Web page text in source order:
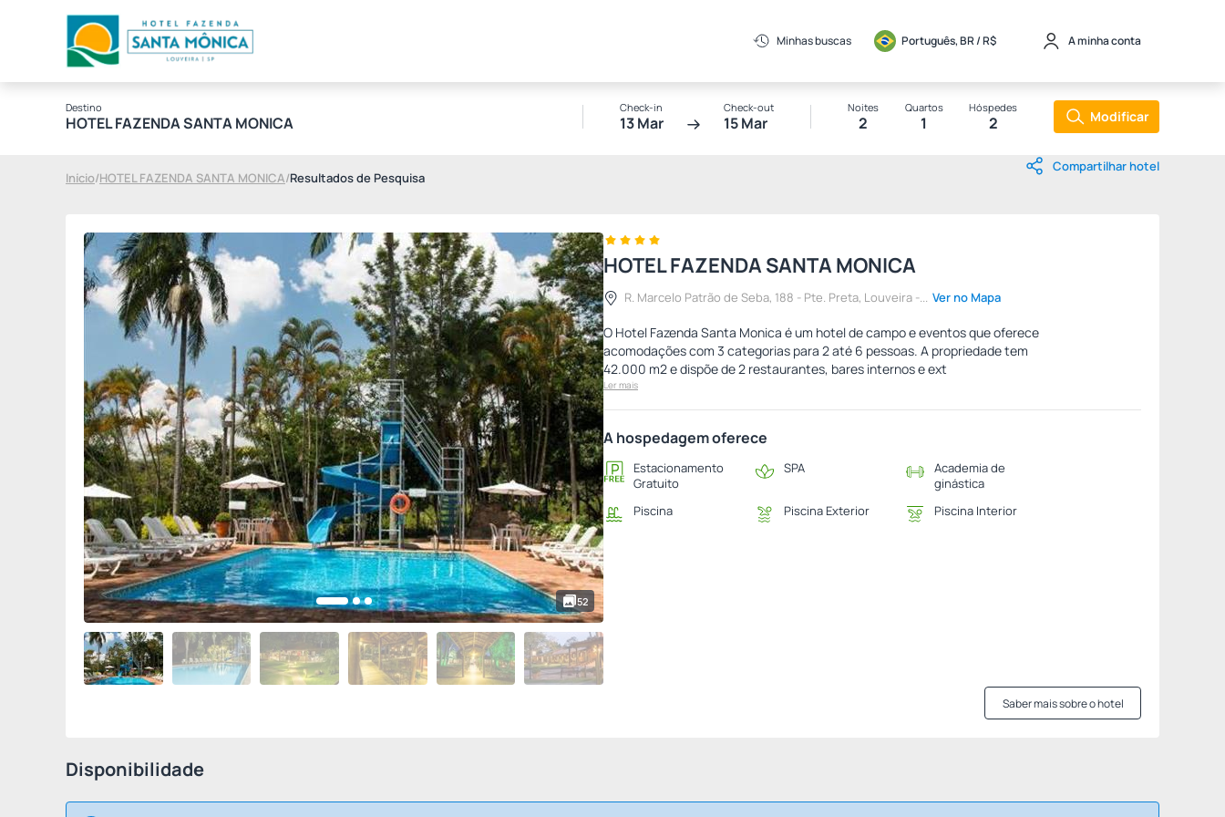
Minhas buscas Português, BR / R$ A minha conta
Destino
HOTEL FAZENDA SANTA MONICA
Check-in
13 Mar
Check-out
15 Mar
Noites
2
Quartos
1
Hóspedes
2 Modificar
Início/HOTEL FAZENDA SANTA MONICA/Resultados de Pesquisa
Compartilhar hotel
52
HOTEL FAZENDA SANTA MONICA
R. Marcelo Patrão de Seba, 188 - Pte. Preta, Louveira -... Ver no Mapa
O Hotel Fazenda Santa Monica é um hotel de campo e eventos que oferece
acomodações com 3 categorias para 2 até 6 pessoas. A propriedade tem
42.000 m2 e dispõe de 2 restaurantes, bares internos e ext
Ler mais
A hospedagem oferece
Estacionamento
Gratuito
SPA
Academia de
ginástica
Piscina
Piscina Exterior Piscina Interior
Saber mais sobre o hotel
Disponibilidade